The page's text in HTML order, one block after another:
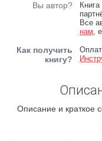
Вы автор?
Все
нам,
Как получить
книгу?
Описание и краткое